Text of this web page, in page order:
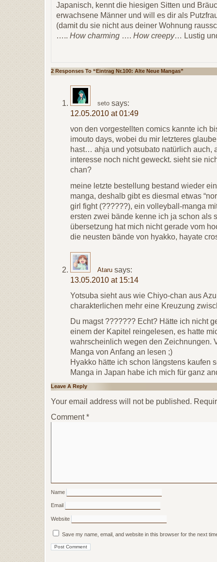
Japanisch, kennt die hiesigen Sitten und
erwachsene Männer und will es dir als
(damit du sie nicht aus deiner Wohnung
….. How charming …. How creepy… Lustig
2 Responses To “Eintrag Nr.100: Alte Neue Mangas”
seto says:
12.05.2010 at 01:49
von den vorgestellten comics kannte ich
imouto days, wobei du mir letzteres
hast… ahja und yotsubato natürlich auch,
interesse noch nicht geweckt. sieht sie
chan?
meine letzte bestellung bestand wieder
manga, deshalb gibt es diesmal etwas
girl fight (??????), ein volleyball-manga
ersten zwei bände kenne ich ja schon als
übersetzung hat mich nicht gerade vom
die neusten bände von hyakko, hayate
Ataru says:
13.05.2010 at 15:14
Yotsuba sieht aus wie Chiyo-chan aus
charakterlichen mehr eine Kreuzung
Du magst ??????? Echt? Hätte ich nicht
einem der Kapitel reingelesen, es hatte
wahrscheinlich wegen den Zeichnungen.
Manga von Anfang an lesen ;)
Hyakko hätte ich schon längstens kaufen
Manga in Japan habe ich mich für ganz
Leave A Reply
Your email address will not be published.
Comment*
Name
Email
Website
Save my name, email, and website in this browser for the next